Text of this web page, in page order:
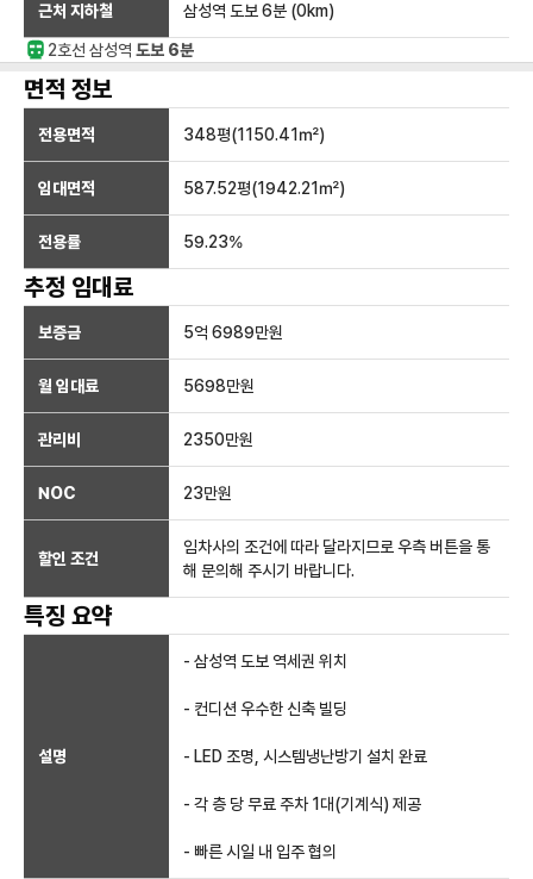
근처 지하철 삼성역 도보 6분 (0km)
2호선 삼성역 도보 6분
면적 정보
전용면적 348평(1150.41㎡)
임대면적 587.52평(1942.21㎡)
전용률 59.23%
추정 임대료
보증금 5억 6989만원
월 임대료 5698만원
관리비 2350만원
NOC 23만원
할인 조건
임차사의 조건에 따라 달라지므로 우측 버튼을 통
해 문의해 주시기 바랍니다.
특징 요약
설명
- 삼성역 도보 역세권 위치
- 컨디션 우수한 신축 빌딩
- LED 조명, 시스템냉난방기 설치 완료
- 각 층 당 무료 주차 1대(기계식) 제공
- 빠른 시일 내 입주 협의